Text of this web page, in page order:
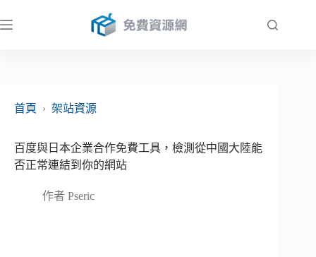
至
首頁
› 架站資源
百度與日本企業合作免費工具，檢測從中國大陸能
否正常連結到你的網站
作者 Pseric